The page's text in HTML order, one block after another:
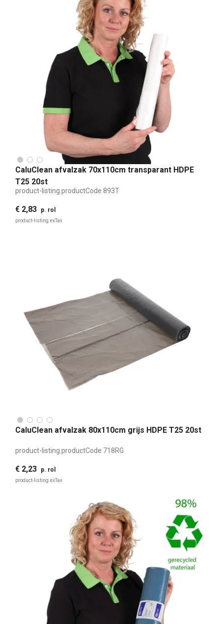
CaluClean afvalzak 70x110cm transparant HDPE
T25 20st
product-listing.productCode 893T
€ 2,83 p. rol
product-listing.exTax
CaluClean afvalzak 80x110cm grijs HDPE T25 20st
product-listing.productCode 718RG
€ 2,23 p. rol
product-listing.exTax